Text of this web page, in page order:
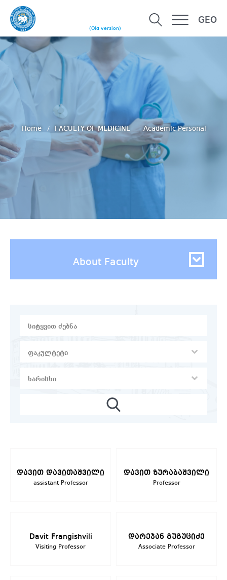
(Old version)
GEO
Home FACULTY OF MEDICINE Academic Personal
About Faculty
დავით დავითაშვილი
assistant Professor
დავით ზურაბაშვილი
Professor
Davit Frangishvili
Visiting Professor
დარეჯან გუგუციძე
Associate Professor